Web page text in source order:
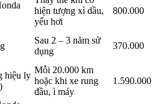
hiện tượng xì dầu,
yếu hơi
800.000
Sau 2 – 3 năm sử
dụng
370.000
hiệu ly
Mỗi 20.000 km
hoặc khi xe rung
đầu, ì máy
1.590.000